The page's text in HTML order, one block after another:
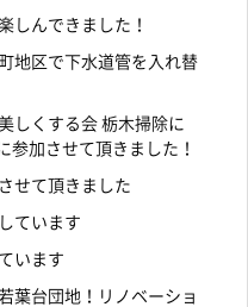
しんできました！
地区で下水道管を入れ替
しくする会 栃木掃除に
加させて頂きました！
せて頂きました
ています
います
葉台団地！リノベーショ